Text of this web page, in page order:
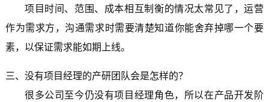
项目时间、范围、成本相互制衡的情况太常见了，运营
作为需求方，沟通需求时需要清楚知道你能舍弃掉哪一个要
素，以保证需求能如期上线。
三、没有项目经理的产研团队会是怎样的？
很多公司至今仍没有项目经理角色，所以在产品开发阶